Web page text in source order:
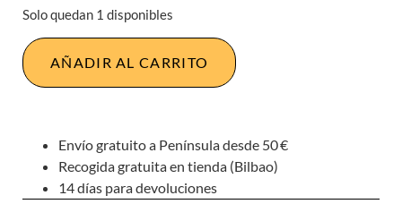
Solo quedan 1 disponibles
AÑADIR AL CARRITO
Envío gratuito a Península desde 50 €
Recogida gratuita en tienda (Bilbao)
14 días para devoluciones